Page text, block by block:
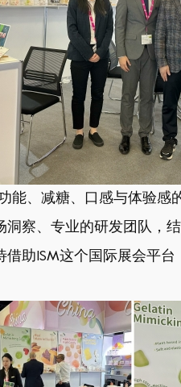
、减糖、口感与体验感
洞察、专业的研发团队，
借助 ISM这个国际展会平台